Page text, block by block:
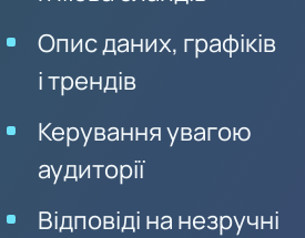
Опис даних, графіків
і трендів
Керування увагою
аудиторії
Відповіді на незручні